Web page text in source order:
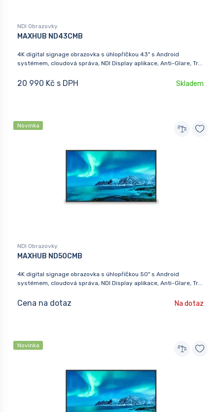
NDI Obrazovky
MAXHUB ND43CMB
4K digital signage obrazovka s úhlopříčkou 43" s Android
systémem, cloudová správa, NDI Display aplikace, Anti-Glare, Tr...
20 990 Kč s DPH Skladem
Novinka
NDI Obrazovky
MAXHUB ND50CMB
4K digital signage obrazovka s úhlopříčkou 50" s Android
systémem, cloudová správa, NDI Display aplikace, Anti-Glare, Tr...
Cena na dotaz Na dotaz
Novinka